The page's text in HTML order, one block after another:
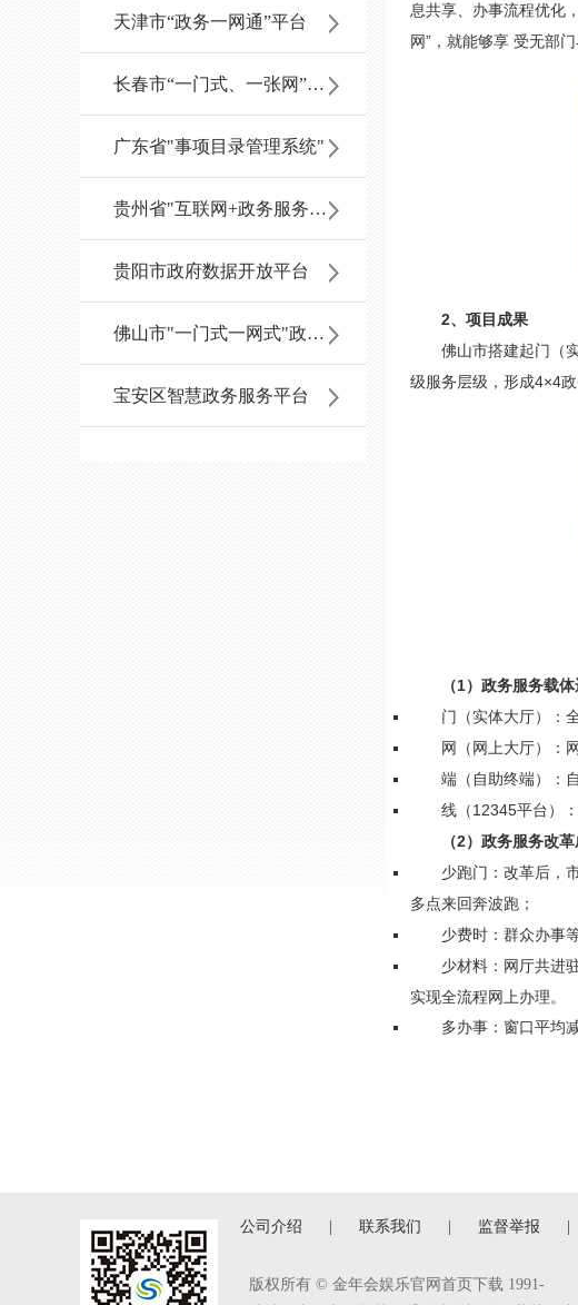
天津市“政务一网通”平台
长春市“一门式、一张网”政务服务平台
广东省"事项目录管理系统"
贵州省"互联网+政务服务"平台
贵阳市政府数据开放平台
佛山市"一门式一网式"政务服务平台
宝安区智慧政务服务平台
息共享、办事流程优化
网”，就能够享 受无部
2、项目成果
佛山市搭建起门（
级服务层级，形成4×4政
（1）政务服务载
门（实体大厅）：
网（网上大厅）：
端（自助终端）：
线（12345平台）
（2）政务服务改
少跑门：改革后，市
多点来回奔波跑；
少费时：群众办事
少材料：网厅共进
实现全流程网上办理。
多办事：窗口平均
公司介绍 联系我们 监督举报
版权所有 © 金年会娱乐官网首页下载 1991-